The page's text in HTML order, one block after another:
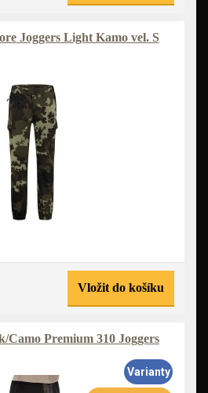
Joggers Light Kamo vel. S
Vložit do košíku
Camo Premium 310 Joggers
Varianty